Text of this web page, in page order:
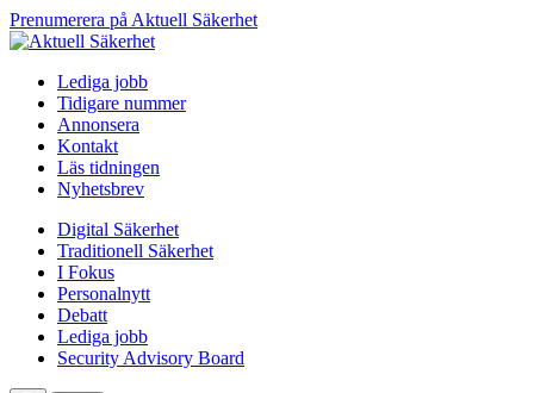
Prenumerera på Aktuell Säkerhet
Lediga jobb
Tidigare nummer
Annonsera
Kontakt
Läs tidningen
Nyhetsbrev
Digital Säkerhet
Traditionell Säkerhet
I Fokus
Personalnytt
Debatt
Lediga jobb
Security Advisory Board